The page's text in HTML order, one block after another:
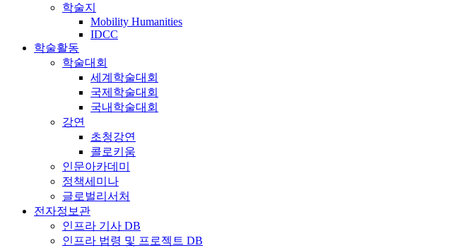
학술지
Mobility Humanities
IDCC
학술활동
학술대회
세계학술대회
국제학술대회
국내학술대회
강연
초청강연
콜로키움
인문아카데미
정책세미나
글로벌리서처
전자정보관
인프라 기사 DB
인프라 법령 및 프로젝트 DB